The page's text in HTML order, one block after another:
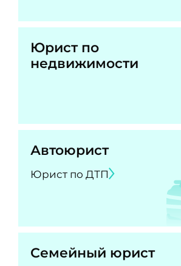
Юрист по
недвижимости
Автоюрист
Юрист по ДТП
Семейный юрист